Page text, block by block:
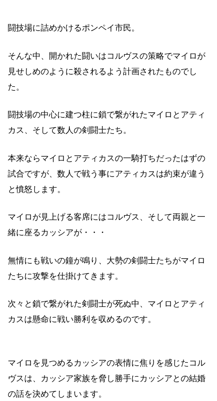
闘技場に詰めかけるポンペイ市民。
そんな中、開かれた闘いはコルヴスの策略でマイロが
見せしめのように殺されるよう計画されたものでし
た。
闘技場の中心に建つ柱に鎖で繋がれたマイロとアティ
カス、そして数人の剣闘士たち。
本来ならマイロとアティカスの一騎打ちだったはずの
試合ですが、数人で戦う事にアティカスは約束が違う
と憤怒します。
マイロが見上げる客席にはコルヴス、そして両親と一
緒に座るカッシアが・・・
無情にも戦いの鐘が鳴り、大勢の剣闘士たちがマイロ
たちに攻撃を仕掛けてきます。
次々と鎖で繋がれた剣闘士が死ぬ中、マイロとアティ
カスは懸命に戦い勝利を収めるのです。
マイロを見つめるカッシアの表情に焦りを感じたコル
ヴスは、カッシア家族を脅し勝手にカッシアとの結婚
の話を決めてしまいます。